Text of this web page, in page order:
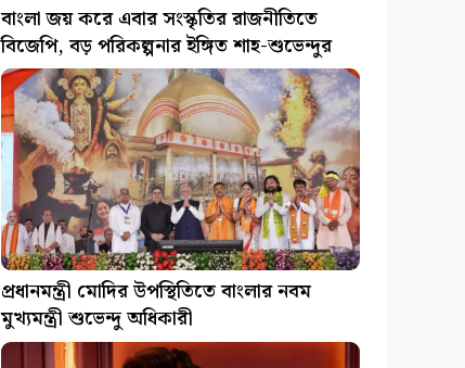
বাংলা জয় করে এবার সংস্কৃতির রাজনীতিতে
বিজেপি, বড় পরিকল্পনার ইঙ্গিত শাহ-শুভেন্দুর
প্রধানমন্ত্রী মোদির উপস্থিতিতে বাংলার নবম
মুখ্যমন্ত্রী শুভেন্দু অধিকারী